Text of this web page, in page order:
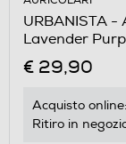
URBANISTA
Lavender
€ 29,90
Acquisto online:
Ritiro in